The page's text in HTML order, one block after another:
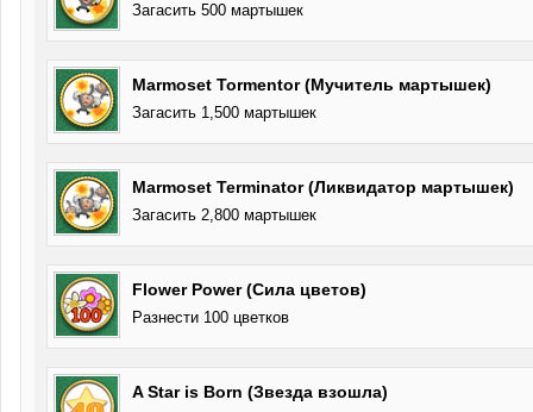
Загасить 500 мартышек
Marmoset Tormentor (Мучитель мартышек)
Загасить 1,500 мартышек
Marmoset Terminator (Ликвидатор мартышек)
Загасить 2,800 мартышек
Flower Power (Сила цветов)
Разнести 100 цветков
A Star is Born (Звезда взошла)